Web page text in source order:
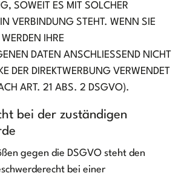
SOWEIT ES MIT SOLCHER
VERBINDUNG STEHT. WENN SIE
IHRE
DATEN ANSCHLIESSEND NICHT
DER DIREKTWERBUNG VERWENDET
ART. 21 ABS. 2 DSGVO).
bei der zuständigen
gegen die DSGVO steht den
bei einer